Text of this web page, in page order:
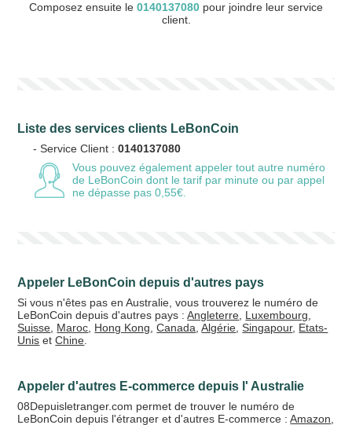
Composez ensuite le 0140137080 pour joindre leur service
client.
Liste des services clients LeBonCoin
- Service Client :0140137080
Vous pouvez également appeler tout autre numéro
de LeBonCoin dont le tarif par minute ou par appel
ne dépasse pas 0,55€.
Appeler LeBonCoin depuis d'autres pays
Si vous n'êtes pas en Australie, vous trouverez le numéro de
LeBonCoin depuis d'autres pays :Angleterre Luxembourg
Suisse Maroc Hong Kong ,Canada ,Algérie ,Singapour, Etats-
Unis etChine
Appeler d'autres E-commerce depuis l' Australie
08Depuisletranger.com permet de trouver le numéro de
LeBonCoin depuis l'étranger et d'autres E-commerce :Amazon